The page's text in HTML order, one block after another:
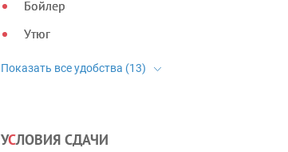
Бойлер
Утюг
УСЛОВИЯ СДАЧИ